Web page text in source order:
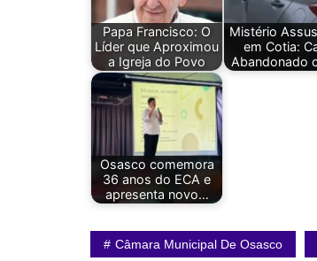
Papa Francisco: O
Líder que Aproximou
a Igreja do Povo
Mistério
em Cotia:
Abandonado
Osasco comemora
36 anos do ECA e
apresenta novo…
Câmara Municipal De Osasco